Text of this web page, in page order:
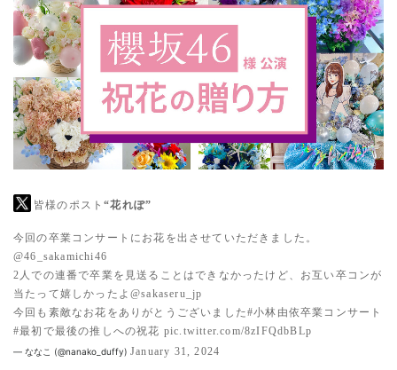
皆様のポスト“花れぽ”
今回の卒業コンサートにお花を出させていただきました。
@46_sakamichi46
2人での連番で卒業を見送ることはできなかったけど、お互い卒コンが
当たって嬉しかったよ @sakaseru_jp
今回も素敵なお花をありがとうございました#小林由依卒業コンサート
#最初で最後の推しへの祝花 pic.twitter.com/8zIFQdbBLp
— ななこ (@nanako_duffy) January 31, 2024